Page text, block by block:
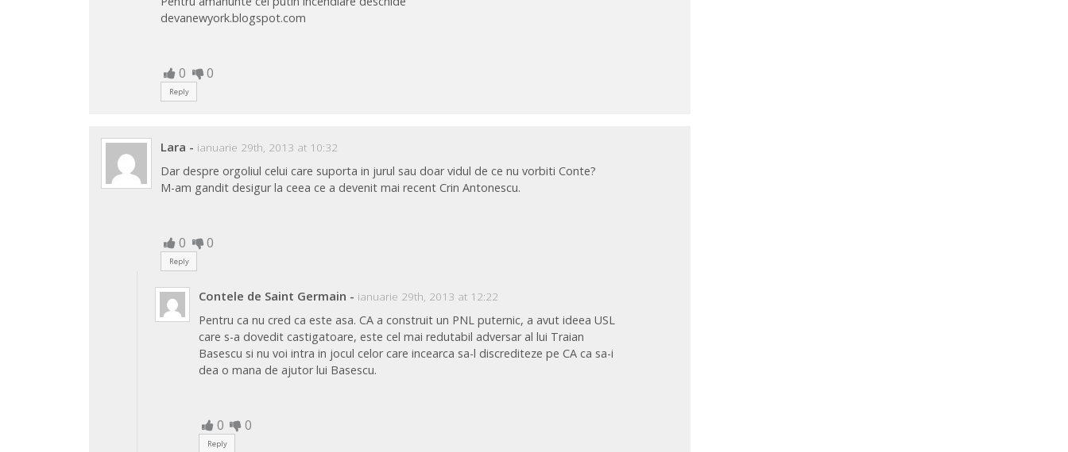
devanewyork.blogspot.com
0 0
Reply
Lara - ianuarie 29th, 2013 at 10:32
Dar despre orgoliul celui care suporta in jurul sau doar vidul de ce nu vorbiti Conte?
M-am gandit desigur la ceea ce a devenit mai recent Crin Antonescu.
0 0
Reply
Contele de Saint Germain - ianuarie 29th, 2013 at 12:22
Pentru ca nu cred ca este asa. CA a construit un PNL puternic, a avut ideea USL
care s-a dovedit castigatoare, este cel mai redutabil adversar al lui Traian
Basescu si nu voi intra in jocul celor care incearca sa-l discrediteze pe CA ca sa-i
dea o mana de ajutor lui Basescu.
0 0
Reply